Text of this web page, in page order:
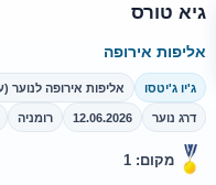
גיא טורס
אליפות אירופה
ג'יו ג'יטסו אליפות אירופה לנוער
דרג נוער 12.06.2026 רומניה
מקום: 1